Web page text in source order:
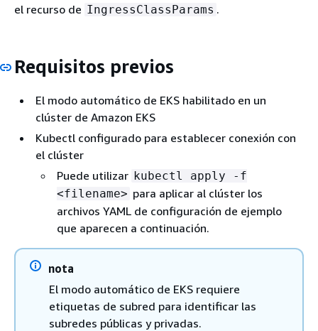
el recurso de IngressClassParams .
Requisitos previos
El modo automático de EKS habilitado en un
clúster de Amazon EKS
Kubectl configurado para establecer conexión con
el clúster
Puede utilizar kubectl apply -f
<filename> para aplicar al clúster los
archivos YAML de configuración de ejemplo
que aparecen a continuación.
nota
El modo automático de EKS requiere
etiquetas de subred para identificar las
subredes públicas y privadas.